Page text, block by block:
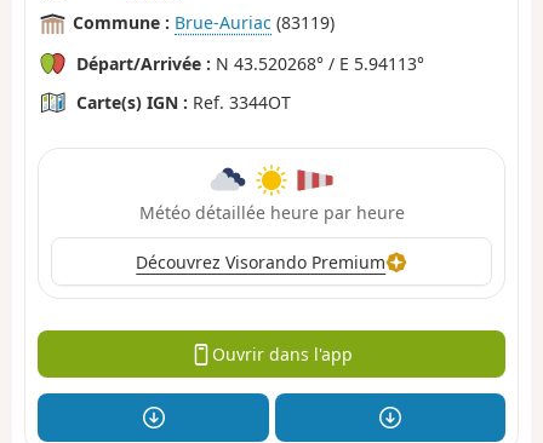
Commune : Brue-Auriac (83119)
Départ/Arrivée : N 43.520268° / E 5.94113°
Carte(s) IGN : Ref. 3344OT
Météo détaillée heure par heure
Découvrez Visorando Premium
Ouvrir dans l'app